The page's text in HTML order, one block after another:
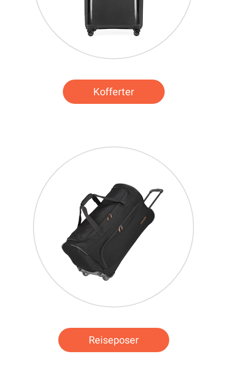
Kofferter
Reiseposer